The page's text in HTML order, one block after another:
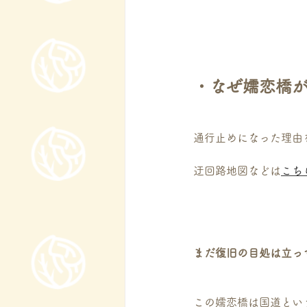
・なぜ嬬恋橋
通行止めになった理由
迂回路地図などは こち
まだ復旧の目処は立
この嬬恋橋は国道と